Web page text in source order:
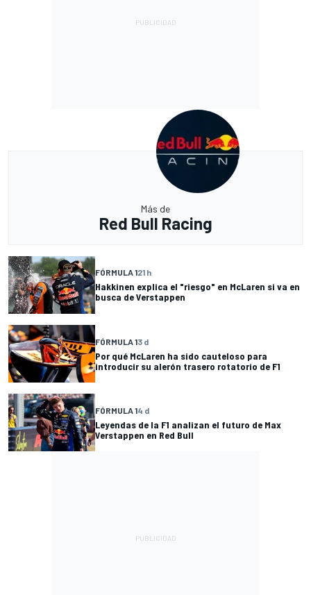
Más de
Red Bull Racing
FÓRMULA 121 h
Hakkinen explica el "riesgo" en McLaren si va en
busca de Verstappen
FÓRMULA 13 d
Por qué McLaren ha sido cauteloso para
introducir su alerón trasero rotatorio de F1
FÓRMULA 14 d
Leyendas de la F1 analizan el futuro de Max
Verstappen en Red Bull